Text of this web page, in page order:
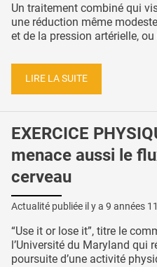
Un traitement combiné qui
une réduction même
et de la pression artérielle,
LIRE LA SUITE
EXERCICE
menace aussi le
cerveau
Actualité publiée il y a 9 années
“Use it or lose it”, titre le
l’Université du Maryland qui
poursuite d’une activité